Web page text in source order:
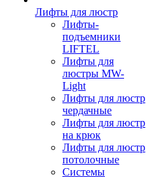
Лифты для люстр
Лифты-
подъемники
LIFTEL
Лифты для
люстры MW-
Light
Лифты для люстр
чердачные
Лифты для люстр
на крюк
Лифты для люстр
потолочные
Системы